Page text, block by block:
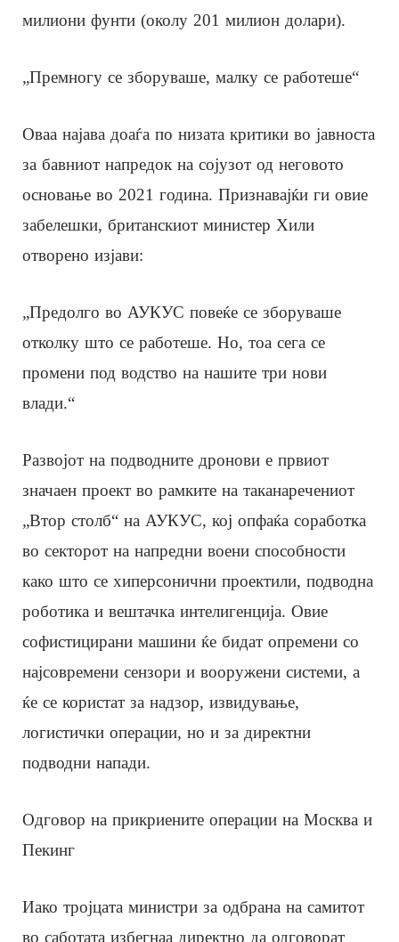
милиони фунти (околу 201 милион долари).
„Премногу се зборуваше, малку се работеше“
Оваа најава доаѓа по низата критики во јавноста
за бавниот напредок на сојузот од неговото
основање во 2021 година. Признавајќи ги овие
забелешки, британскиот министер Хили
отворено изјави:
„Предолго во АУКУС повеќе се зборуваше
отколку што се работеше. Но, тоа сега се
промени под водство на нашите три нови
влади.“
Развојот на подводните дронови е првиот
значаен проект во рамките на таканаречениот
„Втор столб“ на АУКУС, кој опфаќа соработка
во секторот на напредни воени способности
како што се хиперсонични проектили, подводна
роботика и вештачка интелигенција. Овие
софистицирани машини ќе бидат опремени со
најсовремени сензори и вооружени системи, а
ќе се користат за надзор, извидување,
логистички операции, но и за директни
подводни напади.
Одговор на прикриените операции на Москва и
Пекинг
Иако тројцата министри за одбрана на самитот
во саботата избегнаа директно да одговорат